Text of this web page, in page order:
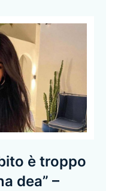
è troppo
dea” –